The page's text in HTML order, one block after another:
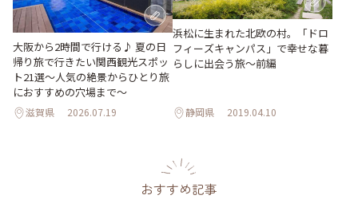
大阪から2時間で行ける♪ 夏の日
帰り旅で行きたい関西観光スポッ
ト21選～人気の絶景からひとり旅
におすすめの穴場まで～
滋賀県 2026.07.19
浜松に生まれた北欧の村。「ドロ
フィーズキャンパス」で幸せな暮
らしに出会う旅～前編
静岡県 2019.04.10
おすすめ記事